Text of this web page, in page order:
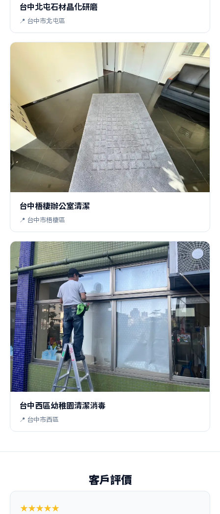
台中北屯石材晶化研磨
📍 台中市北屯區
台中梧棲辦公室清潔
📍 台中市梧棲區
台中西區幼稚園清潔消毒
📍 台中市西區
客戶評價
★★★★★